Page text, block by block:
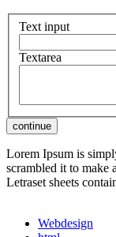
Text input
Textarea
Lorem Ipsum is
scrambled it to make
Letraset sheets
Webdesign